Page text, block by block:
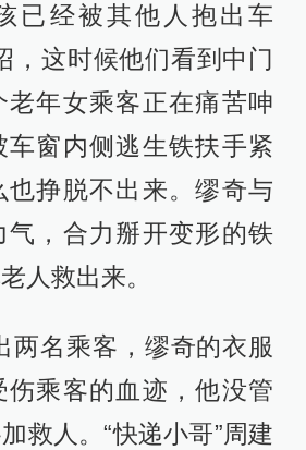
已经被其他人抱出车
，这时候他们看到中门
老年女乘客正在痛苦呻
车窗内侧逃生铁扶手紧
也挣脱不出来。缪奇与
气，合力掰开变形的铁
人救出来。
名乘客，缪奇的衣服
伤乘客的血迹，他没管
救人。“快递小哥”周建